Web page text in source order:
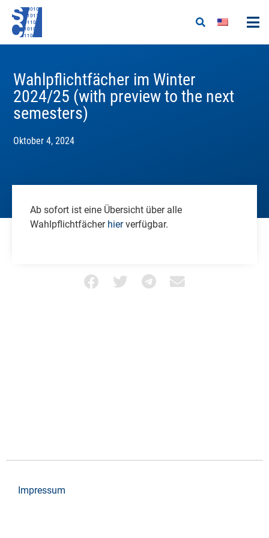
Wahlpflichtfächer im Winter
2024/25 (with preview to the next
semesters)
Oktober 4, 2024
Ab sofort ist eine Übersicht über alle
Wahlpflichtfächer hierverfügbar.
Impressum